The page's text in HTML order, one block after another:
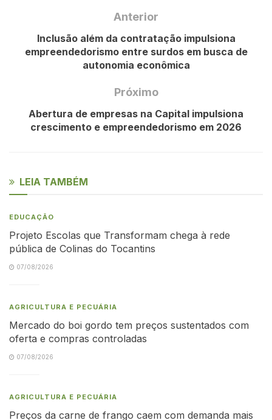
Anterior
Inclusão além da contratação impulsiona
empreendedorismo entre surdos em busca de
autonomia econômica
Próximo
Abertura de empresas na Capital impulsiona
crescimento e empreendedorismo em 2026
LEIA TAMBÉM
EDUCAÇÃO
Projeto Escolas que Transformam chega à rede
pública de Colinas do Tocantins
07/08/2026
AGRICULTURA E PECUÁRIA
Mercado do boi gordo tem preços sustentados com
oferta e compras controladas
07/08/2026
AGRICULTURA E PECUÁRIA
Preços da carne de frango caem com demanda mais